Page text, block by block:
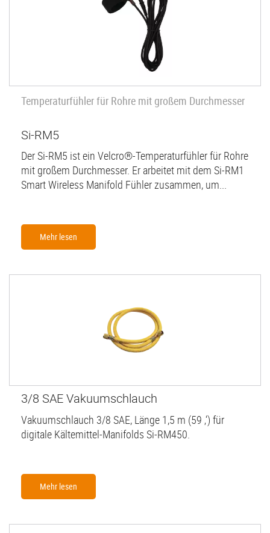
Temperaturfühler für Rohre mit großem Durchmesser
Si-RM5
Der Si-RM5 ist ein Velcro®-Temperaturfühler für Rohre
mit großem Durchmesser. Er arbeitet mit dem Si-RM1
Smart Wireless Manifold Fühler zusammen, um...
Mehr lesen
3/8 SAE Vakuumschlauch
Vakuumschlauch 3/8 SAE, Länge 1,5 m (59 ‚‘) für
digitale Kältemittel-Manifolds Si-RM450.
Mehr lesen